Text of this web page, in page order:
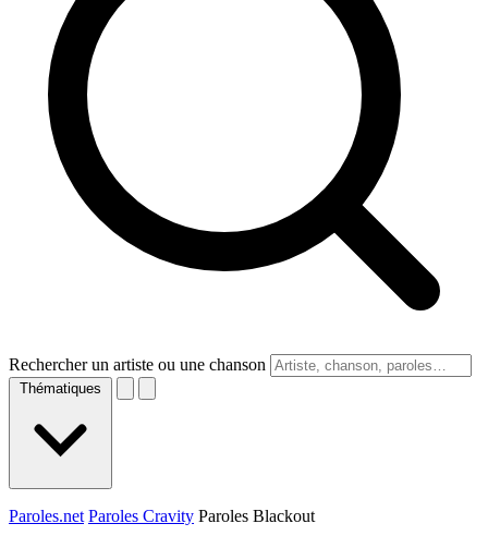
Rechercher un artiste ou une chanson
Thématiques
Paroles.net Paroles Cravity Paroles Blackout